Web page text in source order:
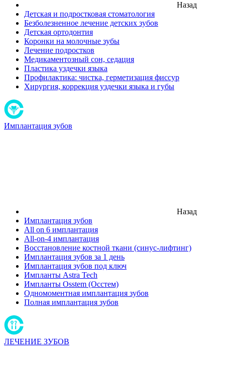
Назад
Детская и подростковая стоматология
Безболезненное лечение детских зубов
Детская ортодонтия
Коронки на молочные зубы
Лечение подростков
Медикаментозный сон, седация
Пластика уздечки языка
Профилактика: чистка, герметизация фиссур
Хирургия, коррекция уздечки языка и губы
Имплантация зубов
Назад
Имплантация зубов
All on 6 имплантация
All-on-4 имплантация
Восстановление костной ткани (синус-лифтинг)
Имплантация зубов за 1 день
Имплантация зубов под ключ
Импланты Astra Tech
Импланты Osstem (Осстем)
Одномоментная имплантация зубов
Полная имплантация зубов
ЛЕЧЕНИЕ ЗУБОВ